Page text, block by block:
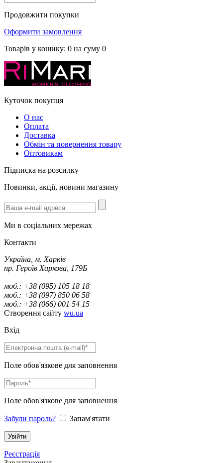
Продовжити покупки
Оформити замовлення
Товарів у кошику: 0 на суму 0
Куточок покупця
О нас
Оплата
Доставка
Обмін та повернення товару
Оптовикам
Підписка на розсилку
Новинки, акції, новини магазину
Ми в соціальних мережах
Контакти
Україна, м. Харків
пр. Героїв Харкова, 179Б
моб.: +38 (095) 105 18 18
моб.: +38 (097) 850 06 58
моб.: +38 (066) 001 54 15
Створення сайту wu.ua
Вхід
Поле обов'язкове для заповнення
Поле обов'язкове для заповнення
Забули пароль? Запам'ятати
Реєстрація